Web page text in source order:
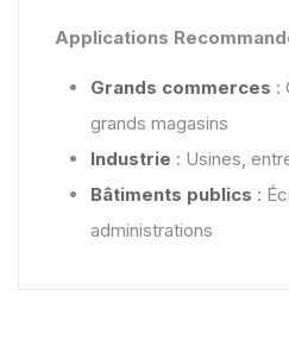
Applications
Grands commerces :
grands magasins
Industrie : Usines,
Bâtiments publics :
administrations